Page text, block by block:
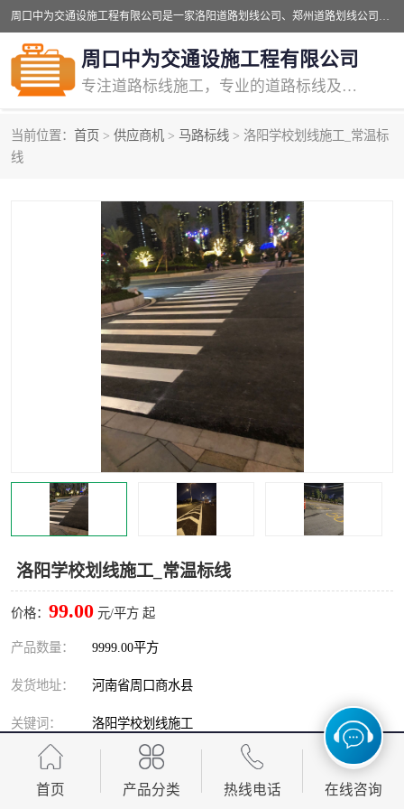
周口中为交通设施工程有限公司是一家洛阳道路划线公司、郑州道路划线公司、平顶山道路车位划线公司、开封车位划线公司、许昌道路车位划线公司、漯河道路车位划线公司，公司始终坚持“诚信、匠心、专注”的宗旨；我们的经营理念是：的服务。
周口中为交通设施工程有限公司
专注道路标线施工，专业的道路标线及交通设施施工服务商!
当前位置： 首页 > 供应商机 > 马路标线 > 洛阳学校划线施工_常温标
线
洛阳学校划线施工_常温标线
价格： 99.00 元/平方 起
产品数量： 9999.00平方
发货地址： 河南省周口商水县
关键词： 洛阳学校划线施工
发布日期： 2026-08-06
阅 读 量：
首页 产品分类 热线电话 在线咨询
道路标线划线 马路标线
道路划线